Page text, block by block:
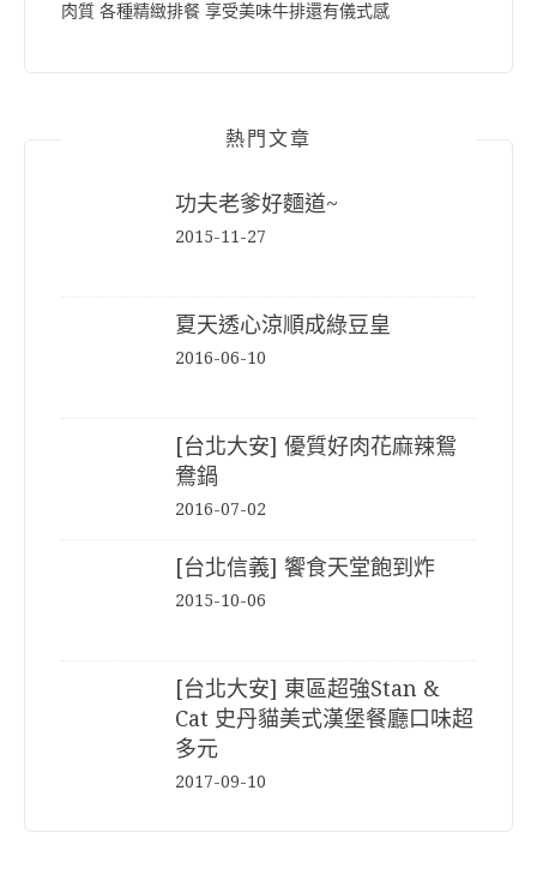
肉質 各種精緻排餐 享受美味牛排還有儀式感
熱門文章
功夫老爹好麵道~
2015-11-27
夏天透心涼順成綠豆皇
2016-06-10
[台北大安] 優質好肉花麻辣鴛
鴦鍋
2016-07-02
[台北信義] 饗食天堂飽到炸
2015-10-06
[台北大安] 東區超強Stan &
Cat 史丹貓美式漢堡餐廳口味超
多元
2017-09-10